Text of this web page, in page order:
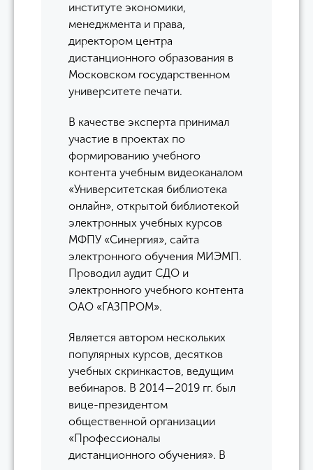
институте экономики,
менеджмента и права,
директором центра
дистанционного образования в
Московском государственном
университете печати.
В качестве эксперта принимал
участие в проектах по
формированию учебного
контента учебным видеоканалом
«Университетская библиотека
онлайн», открытой библиотекой
электронных учебных курсов
МФПУ «Синергия», сайта
электронного обучения МИЭМП.
Проводил аудит СДО и
электронного учебного контента
ОАО «ГАЗПРОМ».
Является автором нескольких
популярных курсов, десятков
учебных скринкастов, ведущим
вебинаров. В 2014—2019 гг. был
вице-президентом
общественной организации
«Профессионалы
дистанционного обучения». В